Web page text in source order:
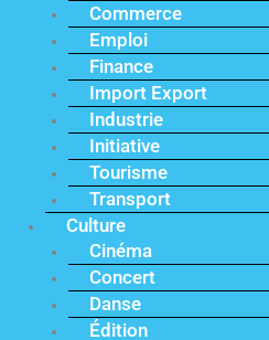
Commerce
Emploi
Finance
Import Export
Industrie
Initiative
Tourisme
Transport
Culture
Cinéma
Concert
Danse
Édition